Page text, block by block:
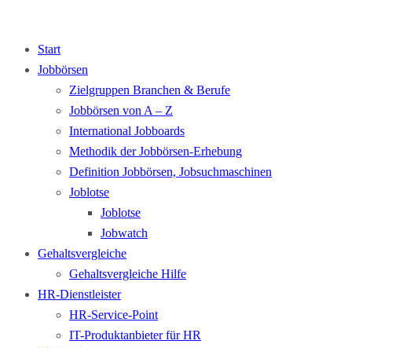
Start
Jobbörsen
Zielgruppen Branchen & Berufe
Jobbörsen von A – Z
International Jobboards
Methodik der Jobbörsen-Erhebung
Definition Jobbörsen, Jobsuchmaschinen
Joblotse
Joblotse
Jobwatch
Gehaltsvergleiche
Gehaltsvergleiche Hilfe
HR-Dienstleister
HR-Service-Point
IT-Produktanbieter für HR